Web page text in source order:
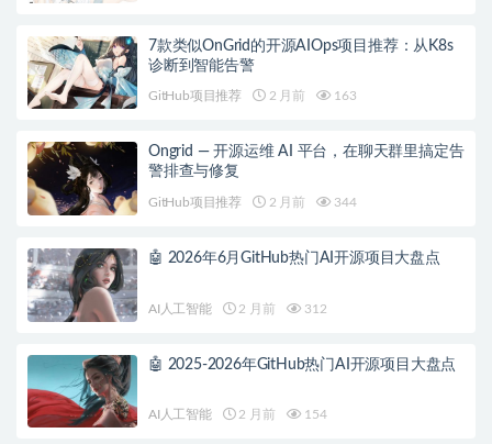
7款类似OnGrid的开源AIOps项目推荐：从K8s
诊断到智能告警
GitHub项目推荐 2 月前 163
Ongrid — 开源运维 AI 平台，在聊天群里搞定告
警排查与修复
GitHub项目推荐 2 月前 344
🤖 2026年6月GitHub热门AI开源项目大盘点
AI人工智能 2 月前 312
🤖 2025-2026年GitHub热门AI开源项目大盘点
AI人工智能 2 月前 154